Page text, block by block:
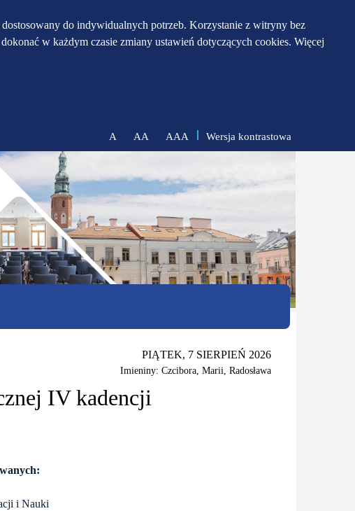
do indywidualnych potrzeb. Korzystanie z witryny bez
w każdym czasie zmiany ustawień dotyczących cookies. Więcej
A
zmniejsz
AA
zresetuj
AAA
zwiększ
Wersja kontrastowa
PIĄTEK, 7 SIERPIEŃ 2026
Imieniny: Czcibora, Marii, Radosława
IV kadencji
i Nauki